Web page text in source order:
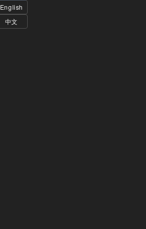
English
中文